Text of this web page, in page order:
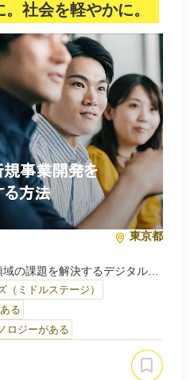
社会を軽やかに。
東京都
の課題を解決するデジタル事
クライアント内の属人的な
業界が長年抱える課題を解決
を圧倒的なスピードでコンサ
げまで一気通貫して共に開発
（ミドルステージ）
る
ロジーがある